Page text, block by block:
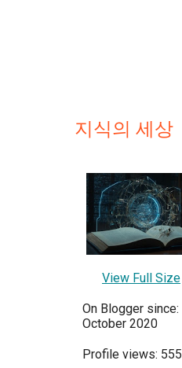
지식의 세상
View Full Size
On Blogger since:
October 2020
Profile views: 555